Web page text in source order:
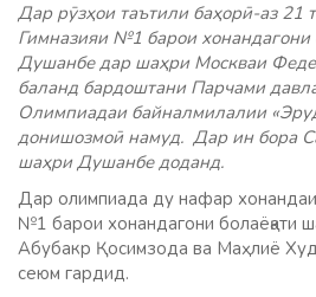
Дар рӯзҳои таътили баҳорӣ-аз 21
Гимназияи №1 барои хонандагони
Душанбе дар шаҳри Москваи
баланд бардоштани Парчами
Олимпиадаи байналмилалии
донишозмоӣ намуд. Дар ин бора
шаҳри Душанбе доданд.
Дар олимпиада ду нафар
№1 барои хонандагони болаёқати
Абубакр Қосимзода ва Маҳлиё
сеюм гардид.